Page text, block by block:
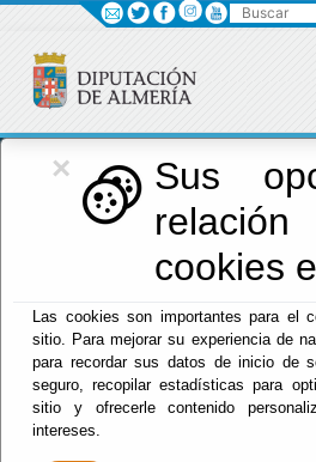
×
Sus
cookies
Las cookies son importantes para el
sitio. Para mejorar su experiencia de
para recordar sus datos de inicio de
seguro, recopilar estadísticas para
sitio y ofrecerle contenido
intereses.
Diputación
Menú
Escuchar
Buscar